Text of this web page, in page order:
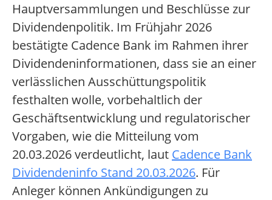
Hauptversammlungen und Beschlüsse zur
Dividendenpolitik. Im Frühjahr 2026
bestätigte Cadence Bank im Rahmen ihrer
Dividendeninformationen, dass sie an einer
verlässlichen Ausschüttungspolitik
festhalten wolle, vorbehaltlich der
Geschäftsentwicklung und regulatorischer
Vorgaben, wie die Mitteilung vom
20.03.2026 verdeutlicht, laut Cadence Bank
Dividendeninfo Stand 20.03.2026. Für
Anleger können Ankündigungen zu